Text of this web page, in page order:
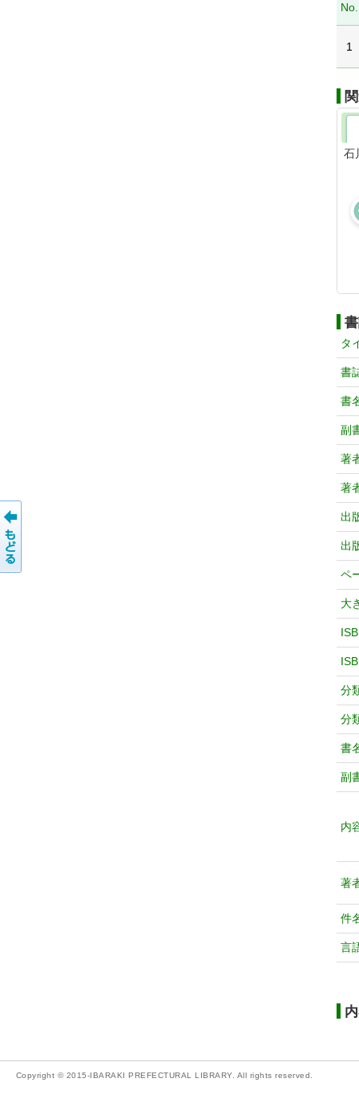
No.
1
石
タ
書
書
副
著
著
出
出
ペ
大
分
分
書
副
内
著
件
言
Copyright © 2015-IBARAKI PREFECTURAL LIBRARY. All rights reserved.